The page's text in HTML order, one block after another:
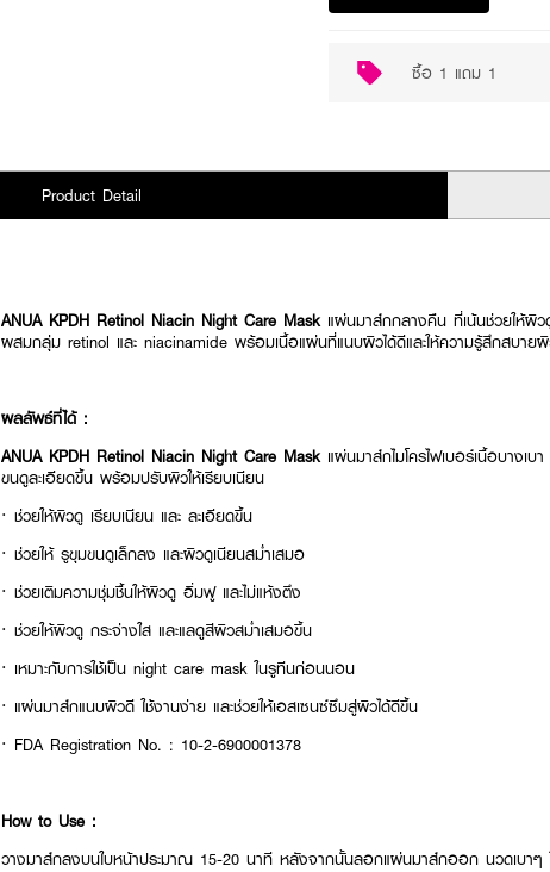
ซื้อ 1 แถม 1
Product Detail
ANUA KPDH Retinol Niacin Night Care Mask แผ่นมาส์กกลางคืน ที่เน้นช่วยให้ผิว
ผสมกลุ่ม retinol และ niacinamide พร้อมเนื้อแผ่นที่แนบผิวได้ดีและให้ความรู้สึกสบายผิ
ผลลัพธ์ที่ได้ :
ANUA KPDH Retinol Niacin Night Care Mask แผ่นมาส์กไมโครไฟเบอร์เนื้อบาง
ขนดูละเอียดขึ้น พร้อมปรับผิวให้เรียบเนียน
· ช่วยให้ผิวดู เรียบเนียน และ ละเอียดขึ้น
· ช่วยให้ รูขุมขนดูเล็กลง และผิวดูเนียนสม่ำเสมอ
· ช่วยเติมความชุ่มชื้นให้ผิวดู อิ่มฟู และไม่แห้งตึง
· ช่วยให้ผิวดู กระจ่างใส และแลดูสีผิวสม่ำเสมอขึ้น
· เหมาะกับการใช้เป็น night care mask ในรูทีนก่อนนอน
· แผ่นมาส์กแนบผิวดี ใช้งานง่าย และช่วยให้เอสเซนซ์ซึมสู่ผิวได้ดีขึ้น
· FDA Registration No. : 10-2-6900001378
How to Use :
วางมาส์กลงบนใบหน้าประมาณ 15-20 นาที หลังจากนั้นลอกแผ่นมาส์กออก นวดเบาๆ